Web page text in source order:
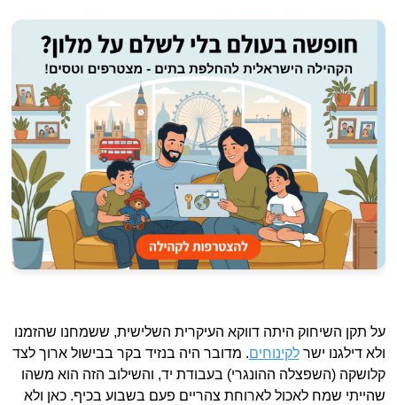
על תקן השיחוק היתה דווקא העיקרית השלישית, ששמחנו שהזמנו
ולא דילגנו ישרלקינוחים. מדובר היה בנזיד בקר בבישול ארוך לצד
קלושקה (השפצלה ההונגרי) בעבודת יד, והשילוב הזה הוא משהו
שהייתי שמח לאכול לארוחת צהריים פעם בשבוע בכיף. כאן ולא